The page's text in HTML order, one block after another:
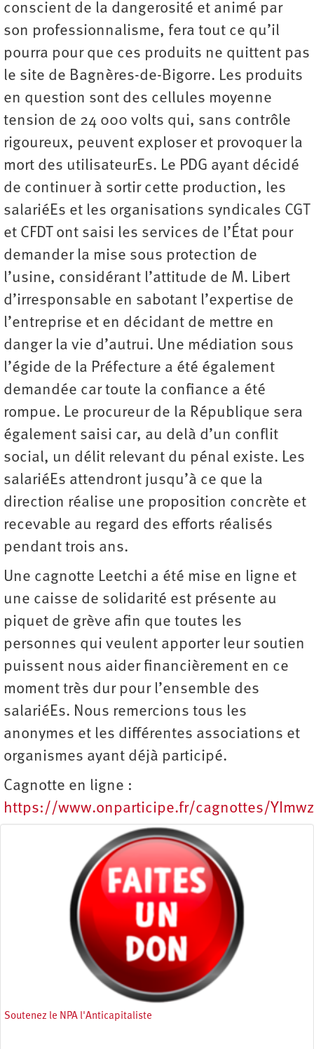
conscient de la dangerosité et animé par
son professionnalisme, fera tout ce qu’il
pourra pour que ces produits ne quittent pas
le site de Bagnères-de-Bigorre. Les produits
en question sont des cellules moyenne
tension de 24 000 volts qui, sans contrôle
rigoureux, peuvent exploser et provoquer la
mort des utilisateurEs. Le PDG ayant décidé
de continuer à sortir cette production, les
salariéEs et les organisations syndicales CGT
et CFDT ont saisi les services de l’État pour
demander la mise sous protection de
l’usine, considérant l’attitude de M. Libert
d’irresponsable en sabotant l’expertise de
l’entreprise et en décidant de mettre en
danger la vie d’autrui. Une médiation sous
l’égide de la Préfecture a été également
demandée car toute la confiance a été
rompue. Le procureur de la République sera
également saisi car, au delà d’un conflit
social, un délit relevant du pénal existe. Les
salariéEs attendront jusqu’à ce que la
direction réalise une proposition concrète et
recevable au regard des efforts réalisés
pendant trois ans.
Une cagnotte Leetchi a été mise en ligne et
une caisse de solidarité est présente au
piquet de grève afin que toutes les
personnes qui veulent apporter leur soutien
puissent nous aider financièrement en ce
moment très dur pour l’ensemble des
salariéEs. Nous remercions tous les
anonymes et les différentes associations et
organismes ayant déjà participé.
Cagnotte en ligne :
https://www.onparticipe.fr/cagnottes/
Soutenez le NPA l'Anticapitaliste